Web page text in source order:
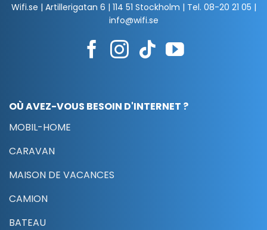
Wifi.se | Artillerigatan 6 | 114 51 Stockholm | Tel. 08-20 21 05 |
info@wifi.se
OÙ AVEZ-VOUS BESOIN D'INTERNET ?
MOBIL-HOME
CARAVAN
MAISON DE VACANCES
CAMION
BATEAU